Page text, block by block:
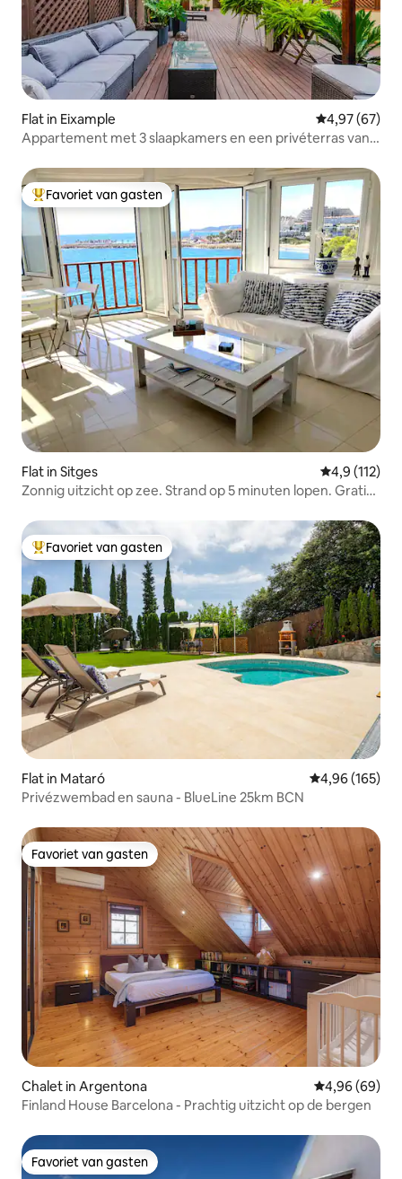
Flat in Eixample Gemiddelde
4,97 (67)
Appartement met 3 slaapkamers en een privéterras van
Topfavoriet van gasten
Favoriet van gasten
Flat in Sitges Gemiddelde
4,9 (112)
Zonnig uitzicht op zee. Strand op 5 minuten lopen. Gratis
Topfavoriet van gasten
Favoriet van gasten
Flat in Mataró Gemiddelde
4,96 (165)
Privézwembad en sauna - BlueLine 25km BCN
Favoriet van gasten
Favoriet van gasten
Chalet in Argentona Gemiddelde
4,96 (69)
Finland House Barcelona - Prachtig uitzicht op de bergen
Favoriet van gasten
Favoriet van gasten